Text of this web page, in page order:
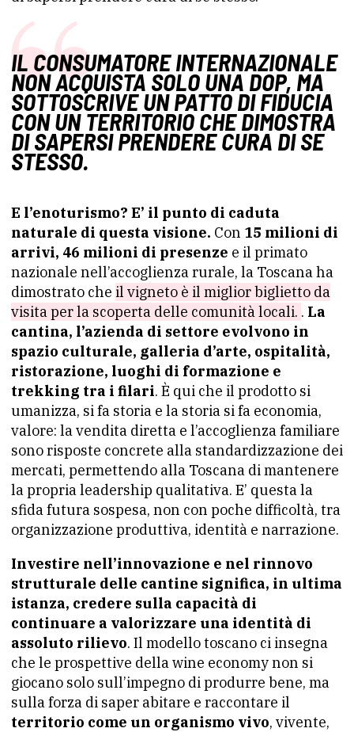
IL CONSUMATORE INTERNAZIONALE
NON ACQUISTA SOLO UNA DOP, MA
SOTTOSCRIVE UN PATTO DI FIDUCIA
CON UN TERRITORIO CHE DIMOSTRA
DI SAPERSI PRENDERE CURA DI SE
STESSO.
E l’enoturismo? E’ il punto di caduta
naturale di questa visione. Con 15 milioni di
arrivi, 46 milioni di presenze e il primato
nazionale nell’accoglienza rurale, la Toscana ha
dimostrato che il vigneto è il miglior biglietto da
visita per la scoperta delle comunità locali. . La
cantina, l’azienda di settore evolvono in
spazio culturale, galleria d’arte, ospitalità,
ristorazione, luoghi di formazione e
trekking tra i filari. È qui che il prodotto si
umanizza, si fa storia e la storia si fa economia,
valore: la vendita diretta e l’accoglienza familiare
sono risposte concrete alla standardizzazione dei
mercati, permettendo alla Toscana di mantenere
la propria leadership qualitativa. E’ questa la
sfida futura sospesa, non con poche difficoltà, tra
organizzazione produttiva, identità e narrazione.
Investire nell’innovazione e nel rinnovo
strutturale delle cantine significa, in ultima
istanza, credere sulla capacità di
continuare a valorizzare una identità di
assoluto rilievo. Il modello toscano ci insegna
che le prospettive della wine economy non si
giocano solo sull’impegno di produrre bene, ma
sulla forza di saper abitare e raccontare il
territorio come un organismo vivo, vivente,